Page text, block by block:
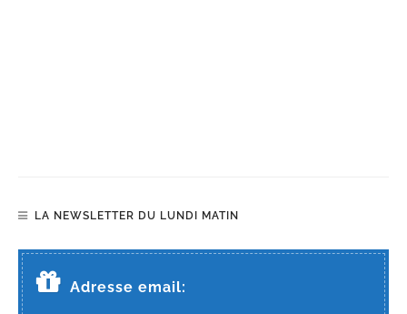
LA NEWSLETTER DU LUNDI MATIN
Adresse email: